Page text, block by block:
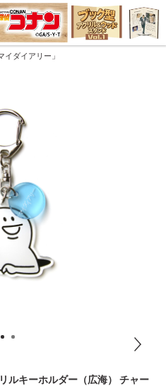
イダイアリー」
ルキーホルダー（広海） チャー